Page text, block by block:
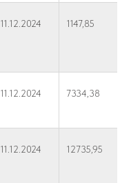
11.12.2024 1147,85
11.12.2024 7334,38
11.12.2024 12735,95